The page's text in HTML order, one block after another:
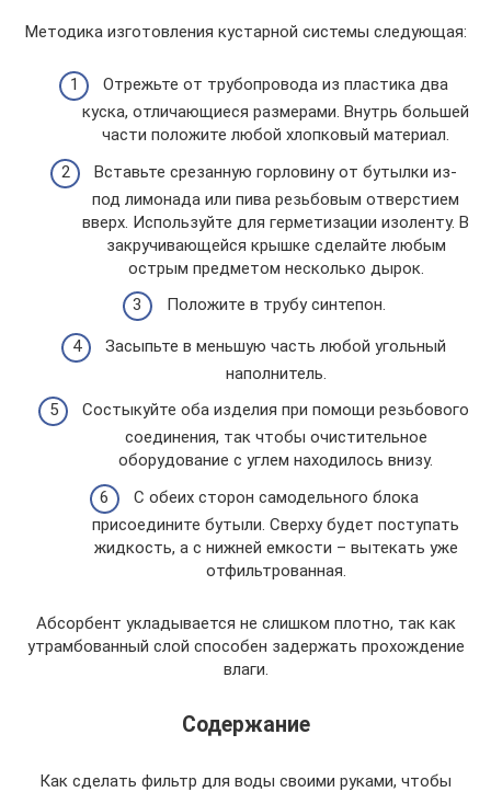
Методика изготовления кустарной системы следующая:
Отрежьте от трубопровода из пластика два
куска, отличающиеся размерами. Внутрь большей
части положите любой хлопковый материал.
Вставьте срезанную горловину от бутылки из-
под лимонада или пива резьбовым отверстием
вверх. Используйте для герметизации изоленту. В
закручивающейся крышке сделайте любым
острым предметом несколько дырок.
Положите в трубу синтепон.
Засыпьте в меньшую часть любой угольный
наполнитель.
Состыкуйте оба изделия при помощи резьбового
соединения, так чтобы очистительное
оборудование с углем находилось внизу.
С обеих сторон самодельного блока
присоедините бутыли. Сверху будет поступать
жидкость, а с нижней емкости – вытекать уже
отфильтрованная.
Абсорбент укладывается не слишком плотно, так как
утрамбованный слой способен задержать прохождение
влаги.
Содержание
Как сделать фильтр для воды своими руками, чтобы